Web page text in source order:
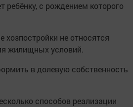
ребёнку, с рождением которого
хозпостройки не относятся
жилищных условий.
в долевую собственность
способов реализации